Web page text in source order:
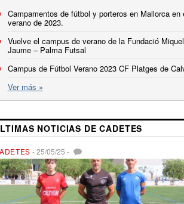
Campamentos de fútbol y porteros en Mallorca en
verano de 2023.
Vuelve el campus de verano de la Fundació Miquel
Jaume – Palma Futsal
Campus de Fútbol Verano 2023 CF Platges de
Ver más »
NOTICIAS DE CADETES
-25/05/25 -